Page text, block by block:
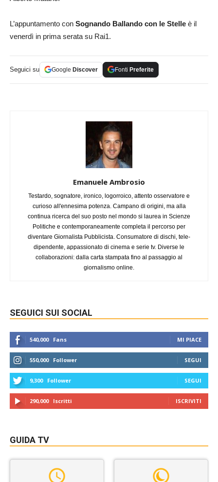
L’appuntamento con Sognando Ballando con le Stelle è il
venerdì in prima serata su Rai1.
Seguici su Google Discover Fonti Preferite
Emanuele Ambrosio
Testardo, sognatore, ironico, logorroico, attento osservatore e
curioso all'ennesima potenza. Campano di origini, ma alla
continua ricerca del suo posto nel mondo si laurea in Scienze
Politiche e contemporaneamente completa il percorso per
diventare Giornalista Pubblicista. Consumatore di dischi, tele-
dipendente, appassionato di cinema e serie tv. Diverse le
collaborazioni: dalla carta stampata fino al passaggio al
giornalismo online.
SEGUICI SUI SOCIAL
540,000 Fans MI PIACE
550,000 Follower SEGUI
9,300 Follower SEGUI
290,000 Iscritti ISCRIVITI
GUIDA TV